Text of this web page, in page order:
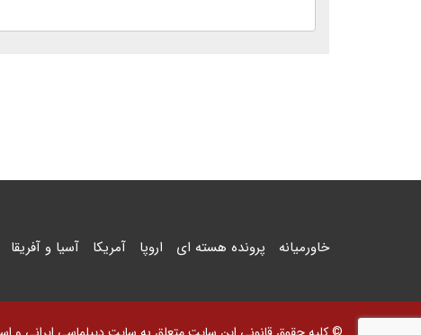
خاورمیانه پرونده هسته ای اروپا آمریکا آسیا و آفریقا